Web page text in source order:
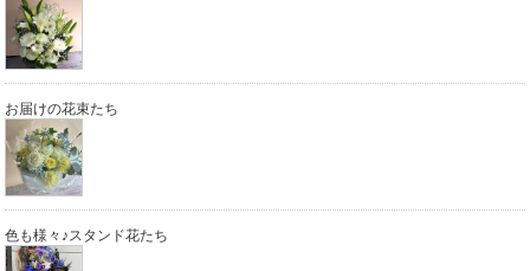
お届けの花束たち
色も様々♪スタンド花たち